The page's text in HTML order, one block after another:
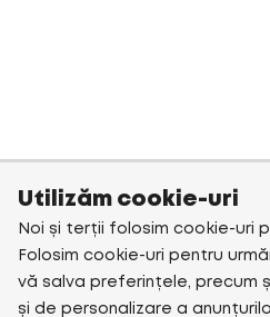
Utilizăm cookie-uri
Noi și terții folosim cookie-uri
Folosim cookie-uri pentru
vă salva preferințele, precum
și de personalizare a